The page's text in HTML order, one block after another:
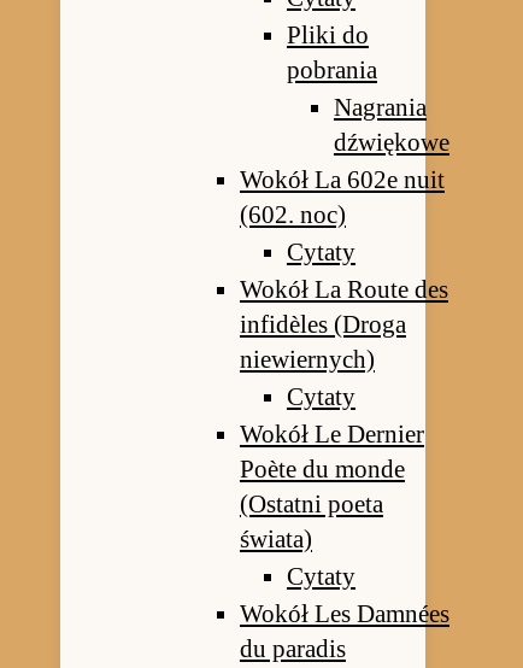
Pliki do
pobrania
Nagrania
dźwiękowe
Wokół La 602e nuit
(602. noc)
Cytaty
Wokół La Route des
infidèles (Droga
niewiernych)
Cytaty
Wokół Le Dernier
Poète du monde
(Ostatni poeta
świata)
Cytaty
Wokół Les Damnées
du paradis